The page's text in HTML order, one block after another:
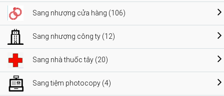
Sang nhượng cửa hàng (106)
Sang nhượng công ty (12)
Sang nhà thuốc tây (20)
Sang tiệm photocopy (4)